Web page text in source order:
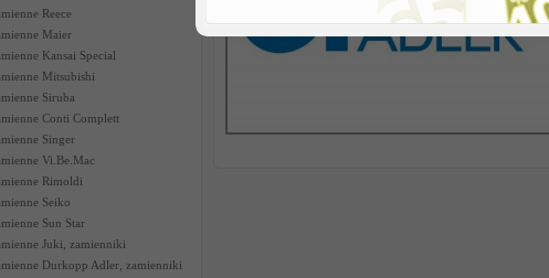
Reece
Maier
Kansai Special
Mitsubishi
Siruba
Conti Complett
Singer
Vi.Be.Mac
Rimoldi
Seiko
Sun Star
Juki, zamienniki
Durkopp Adler, zamienniki